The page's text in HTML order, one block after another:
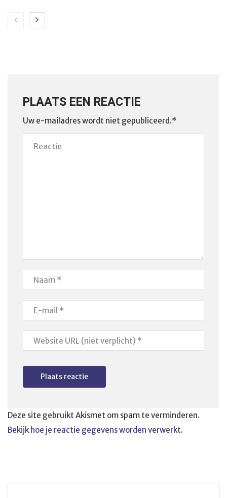
PLAATS EEN REACTIE
Uw e-mailadres wordt niet gepubliceerd.*
Deze site gebruikt Akismet om spam te verminderen.
Bekijk hoe je reactie gegevens worden verwerkt.